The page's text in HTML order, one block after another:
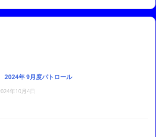
2024年 9月度パトロール
年10月4日